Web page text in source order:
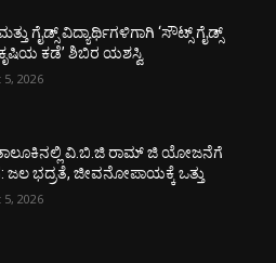
ಗೈಡ್ಸ್ ವಿದ್ಯಾರ್ಥಿಗಳಿಗಾಗಿ ‘ಸೌಟ್ಸ್ ಗೈಡ್ಸ್
ಕಡೆ’ ಶಿಬಿರ ಯಶಸ್ವಿ
5, 2026
ತಾಲೂಕಿನಲ್ಲಿ ವಿ.ಬಿ.ಜಿ ರಾಮ್ ಜಿ ಯೋಜನೆಗೆ
ಜಲ ಭದ್ರತೆ, ಜೀವನೋಪಾಯಕ್ಕೆ ಒತ್ತು
5, 2026